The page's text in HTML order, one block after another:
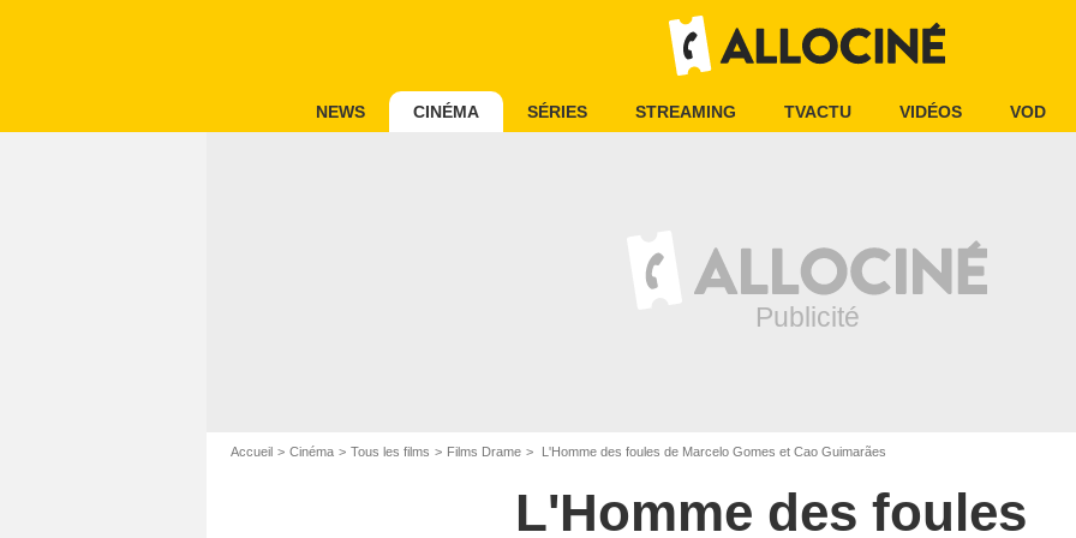
NEWS CINÉMA SÉRIES STREAMING TVACTU VIDÉOS VOD
Accueil Cinéma Tous les films Films Drame L'Homme des foules de Marcelo Gomes et Cao Guimarães
L'Homme des foules